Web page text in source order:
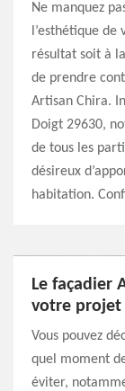
Ne manquez
l’esthétique
résultat soit à
de prendre
Artisan Chira.
Doigt 29630,
de tous les
désireux
habitation.
Le façadier
votre projet
Vous pouvez
quel moment
éviter,